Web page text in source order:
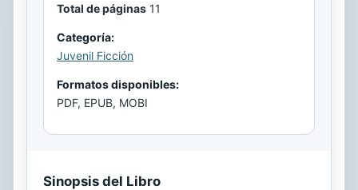
Total de páginas 11
Categoría:
Juvenil Ficción
Formatos disponibles:
PDF, EPUB, MOBI
Sinopsis del Libro